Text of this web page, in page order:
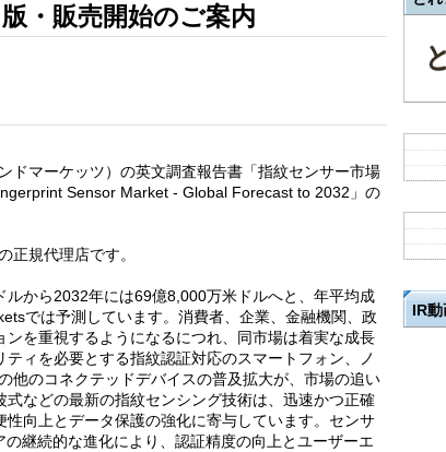
・販売開始のご案内
ドマーケッツ）の英文調査報告書「指紋センサー市場
Sensor Market - Global Forecast to 2032」の
正規代理店です。
から2032年には69億8,000万米ドルへと、年平均成
では予測しています。消費者、企業、金融機関、政
を重視するようになるにつれ、同市場は着実な成長
ィを必要とする指紋認証対応のスマートフォン、ノ
他のコネクテッドデバイスの普及拡大が、市場の追い
などの最新の指紋センシング技術は、迅速かつ正確
向上とデータ保護の強化に寄与しています。センサ
継続的な進化により、認証精度の向上とユーザーエ
IR動